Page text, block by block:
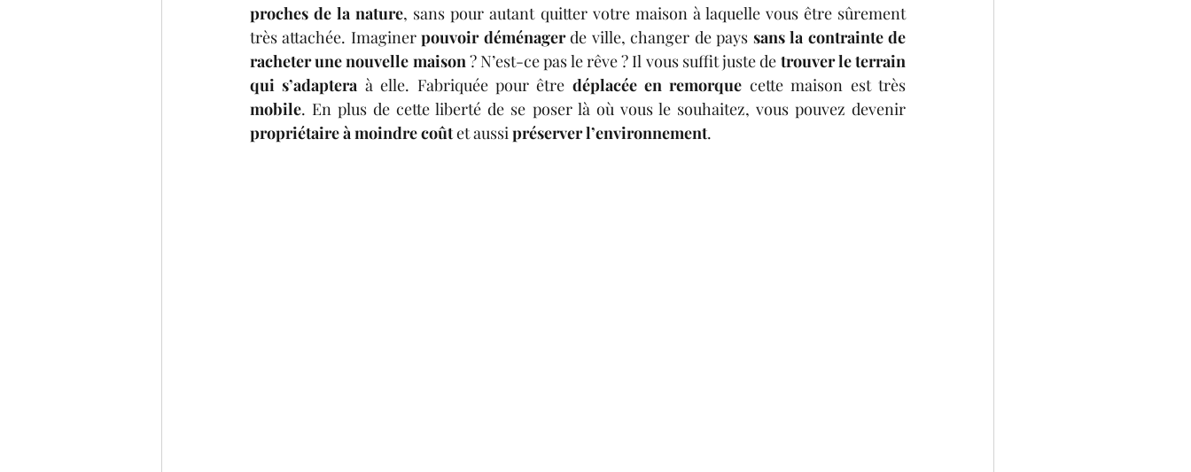
proches de la nature, sans pour autant quitter votre maison à laquelle vous être sûrement
très attachée. Imaginer pouvoir déménager de ville, changer de pays sans la contrainte de
racheter une nouvelle maison ? N’est-ce pas le rêve ? Il vous suffit juste de trouver le terrain
qui s’adaptera à elle. Fabriquée pour être déplacée en remorque
mobile. En plus de cette liberté de se poser là où vous le souhaitez, vous pouvez devenir
propriétaire à moindre coût et aussi préserver l’environnement.